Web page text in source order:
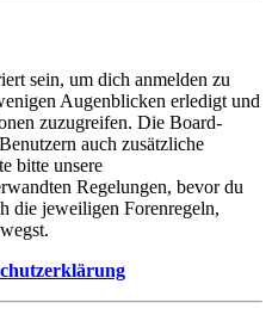
sein, um dich anmelden zu
Augenblicken erledigt und
zuzugreifen. Die Board-
auch zusätzliche
bitte unsere
Regelungen, bevor du
die jeweiligen Forenregeln,